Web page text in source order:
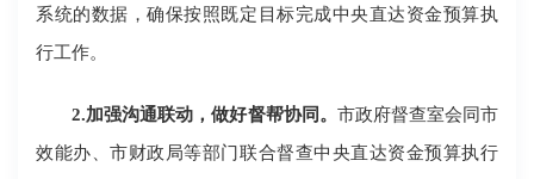
系统的数据，确保按照既定目标完成中央直达资金预算执
行工作。
2.加强沟通联动，做好督帮协同。 市政府督查室会同市
效能办、市财政局等部门联合督查中央直达资金预算执行